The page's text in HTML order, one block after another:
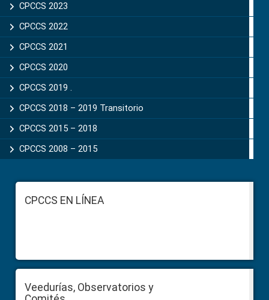
CPCCS 2023
CPCCS 2022
CPCCS 2021
CPCCS 2020
CPCCS 2019 .
CPCCS 2018 – 2019 Transitorio
CPCCS 2015 – 2018
CPCCS 2008 – 2015
FooterCPCCS EN LÍNEA
Veedurías, Observatorios y